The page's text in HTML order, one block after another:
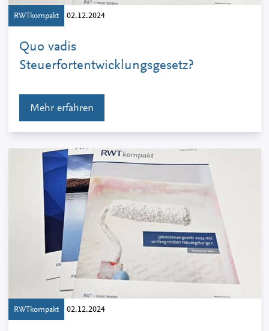
RWTkompakt 02.12.2024
Quo vadis
Steuerfortentwicklungsgesetz?
Mehr erfahren
RWTkompakt 02.12.2024